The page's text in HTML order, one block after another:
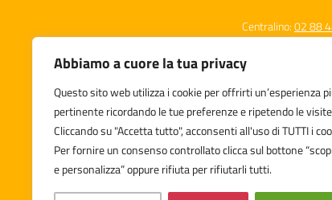
Abbiamo a cuore la tua privacy
Questo sito web utilizza i cookie per offrirti un’esperienza
pertinente ricordando le tue preferenze e ripetendo le
Cliccando su "Accetta tutto", acconsenti all'uso di TUTTI i
Per fornire un consenso controllato clicca sul bottone
e personalizza” oppure rifiuta per rifiutarli tutti.
Centralino:02 88
Istituto Comprensivo Statale
Leone Tolstoj
Via Zuara 7/9, Milano